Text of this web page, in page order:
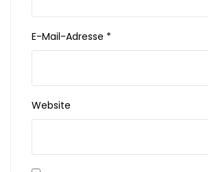
E-Mail-Adresse *
Website